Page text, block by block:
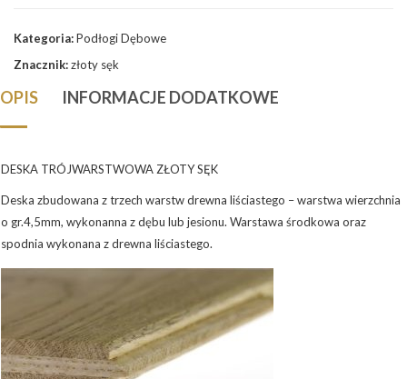
Kategoria:Podłogi Dębowe
Znacznik:złoty sęk
OPIS INFORMACJE DODATKOWE
DESKA TRÓJWARSTWOWA ZŁOTY SĘK
Deska zbudowana z trzech warstw drewna liściastego – warstwa wierzchnia
o gr.4,5mm, wykonanna z dębu lub jesionu. Warstawa środkowa oraz
spodnia wykonana z drewna liściastego.